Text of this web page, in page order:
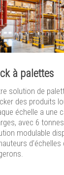
à palettes
solution de
des produits
échelle a une
avec 6
modulable